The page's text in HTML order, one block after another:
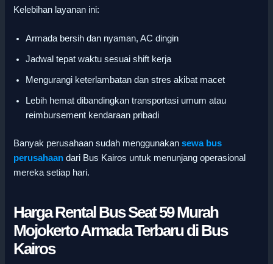
Kelebihan layanan ini:
Armada bersih dan nyaman, AC dingin
Jadwal tepat waktu sesuai shift kerja
Mengurangi keterlambatan dan stres akibat macet
Lebih hemat dibandingkan transportasi umum atau
reimbursement kendaraan pribadi
Banyak perusahaan sudah menggunakan sewa bus
perusahaan dari Bus Kairos untuk menunjang operasional
mereka setiap hari.
Harga Rental Bus Seat 59 Murah
Mojokerto Armada Terbaru di Bus
Kairos